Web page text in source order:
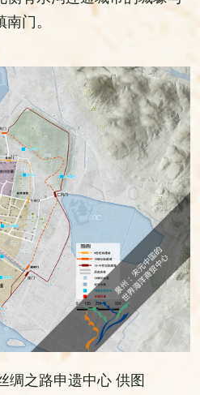
门。
之路申遗中心 供图